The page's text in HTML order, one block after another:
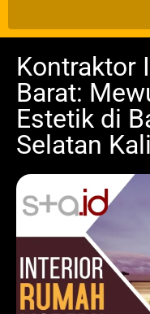
Kontraktor
Barat:
Estetik di
Selatan